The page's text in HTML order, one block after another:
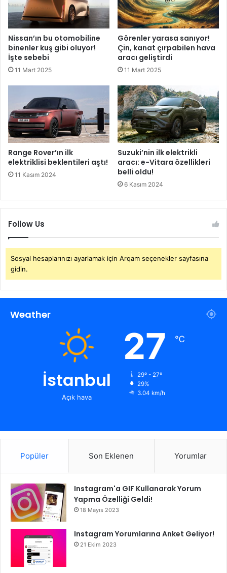
Nissan’ın bu otomobiline
binenler kuş gibi oluyor!
İşte sebebi
11 Mart 2025
Görenler yarasa sanıyor!
Çin, kanat çırpabilen hava
aracı geliştirdi
11 Mart 2025
Range Rover’ın ilk
elektriklisi beklentileri aştı!
11 Kasım 2024
Suzuki’nin ilk elektrikli
aracı: e-Vitara özellikleri
belli oldu!
6 Kasım 2024
Follow Us
Sosyal hesaplarınızı ayarlamak için Arqam seçenekler sayfasına
gidin.
Weather
İstanbul
Açık hava
27 ℃
29º - 27º
29%
3.04 km/h
Popüler Son Eklenen Yorumlar
Instagram'a GIF Kullanarak Yorum
Yapma Özelliği Geldi!
18 Mayıs 2023
Instagram Yorumlarına Anket Geliyor!
21 Ekim 2023